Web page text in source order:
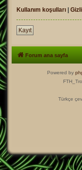
Kullanım koşulları |
Kayıt
Forum ana sayfa
Powered by
Türkçe